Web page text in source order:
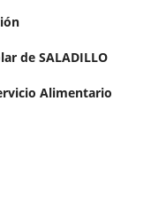
Alimentario